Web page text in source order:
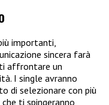
importanti,
sincera farà
affrontare un
I single avranno
di selezionare con più
ti spingeranno